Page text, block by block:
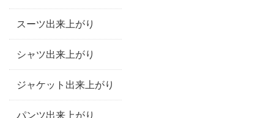
スーツ出来上がり
シャツ出来上がり
ジャケット出来上がり
パンツ出来上がり